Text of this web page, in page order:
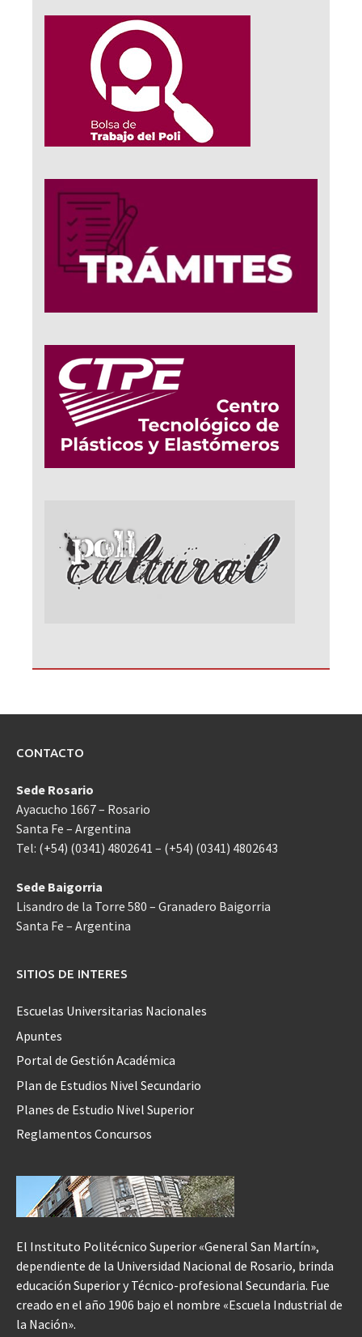
CONTACTO
Sede Rosario
Ayacucho 1667 – Rosario
Santa Fe – Argentina
Tel: (+54) (0341) 4802641 – (+54) (0341) 4802643
Sede Baigorria
Lisandro de la Torre 580 – Granadero Baigorria
Santa Fe – Argentina
SITIOS DE INTERES
Escuelas Universitarias Nacionales
Apuntes
Portal de Gestión Académica
Plan de Estudios Nivel Secundario
Planes de Estudio Nivel Superior
Reglamentos Concursos
El Instituto Politécnico Superior «General San Martín»,
dependiente de la Universidad Nacional de Rosario, brinda
educación Superior y Técnico-profesional Secundaria. Fue
creado en el año 1906 bajo el nombre «Escuela Industrial de
la Nación».